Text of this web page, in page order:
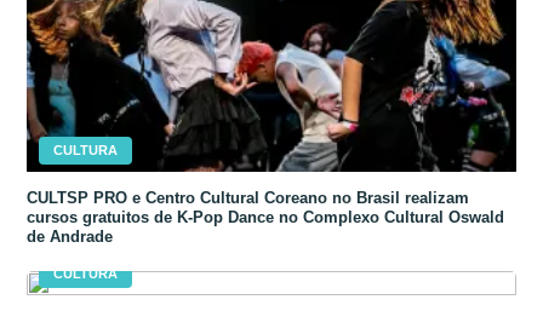
CULTURA
CULTSP PRO e Centro Cultural Coreano no Brasil realizam
cursos gratuitos de K-Pop Dance no Complexo Cultural Oswald
de Andrade
CULTURA